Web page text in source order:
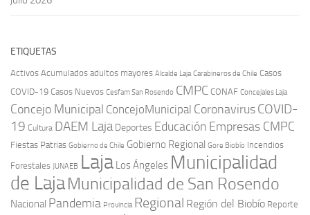
ETIQUETAS
Activos Acumulados adultos mayores Alcalde Laja Carabineros de Chile Casos
COVID-19 Casos Nuevos Cesfam San Rosendo CMPC CONAF Concejales Laja
Concejo Municipal ConcejoMunicipal CoronavirusCOVID-
19 Cultura DAEM Laja Deportes Educación Empresas CMPC
Fiestas Patrias Gobierno de Chile Gobierno Regional Gore Biobío Incendios
Forestales JUNAEB Laja Los Ángeles Municipalidad
de LajaMunicipalidad de San Rosendo
Nacional Pandemia Provincia Regional Región del Biobío Reporte